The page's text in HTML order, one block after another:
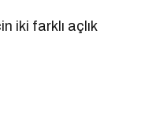
iki farklı açlık